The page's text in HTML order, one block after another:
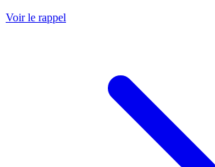
Voir le rappel